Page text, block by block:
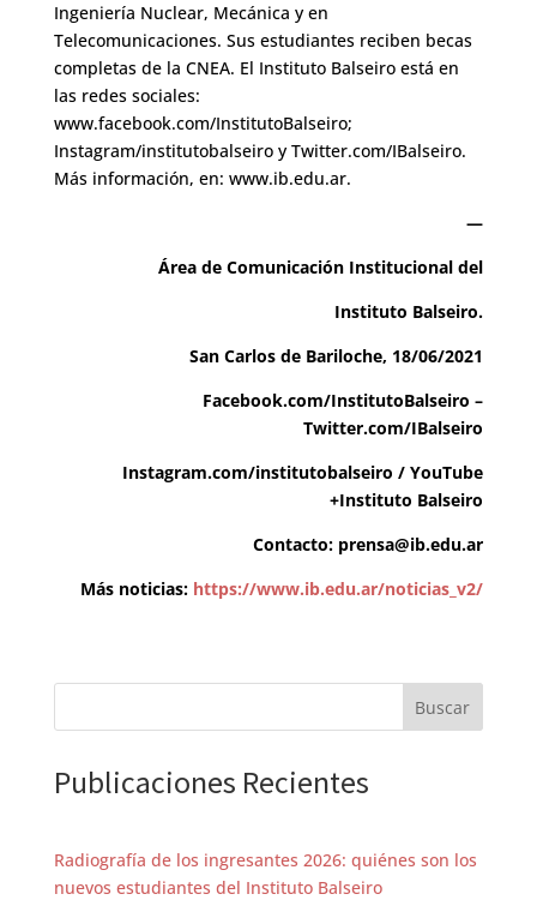
Ingeniería Nuclear, Mecánica y en
Telecomunicaciones. Sus estudiantes reciben becas
completas de la CNEA. El Instituto Balseiro está en
las redes sociales:
www.facebook.com/InstitutoBalseiro;
Instagram/institutobalseiro y Twitter.com/IBalseiro.
Más información, en: www.ib.edu.ar.
—
Área de Comunicación Institucional del
Instituto Balseiro.
San Carlos de Bariloche, 18/06/2021
Facebook.com/InstitutoBalseiro –
Twitter.com/IBalseiro
Instagram.com/institutobalseiro /YouTube
+Instituto Balseiro
Contacto: prensa@ib.edu.ar
Más noticias: https://www.ib.edu.ar/noticias_v2/
Buscar
Publicaciones Recientes
Radiografía de los ingresantes 2026: quiénes son los
nuevos estudiantes del Instituto Balseiro